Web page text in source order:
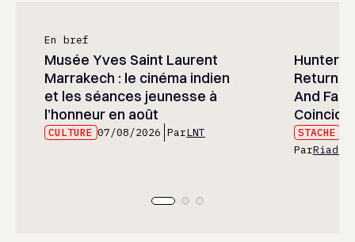
En bref
Musée Yves Saint Laurent
Marrakech : le cinéma indien
et les séances jeunesse à
l’honneur en août
CULTURE 07/08/2026 ParLNT
Hunter
And
STACHE
ParRiad